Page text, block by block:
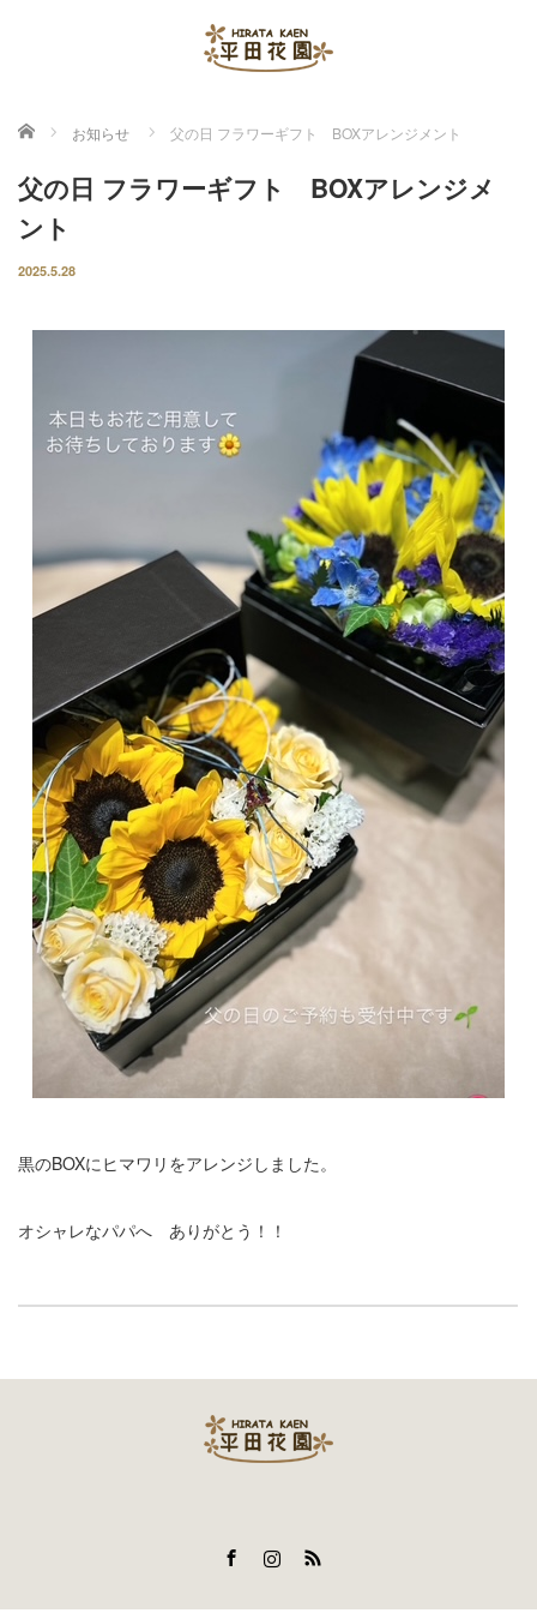
ホーム お知らせ 父の日 フラワーギフト BOXアレンジメント
父の日 フラワーギフト BOXアレンジメ
ント
2025.5.28
黒のBOXにヒマワリをアレンジしました。
オシャレなパパへ ありがとう！！